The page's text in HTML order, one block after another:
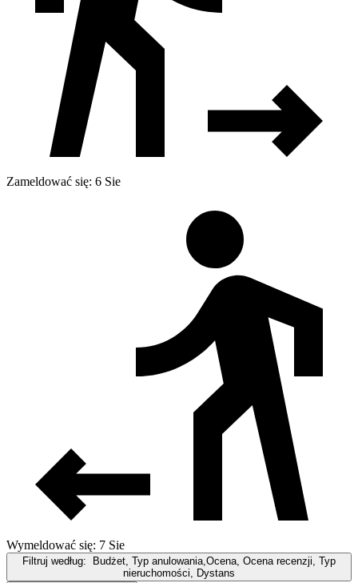
Zameldować się: 6 Sie
Wymeldować się: 7 Sie
Filtruj według:
Budżet, Typ anulowania,Ocena, Ocena recenzji, Typ
nieruchomości, Dystans